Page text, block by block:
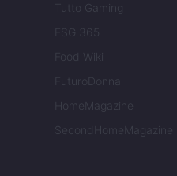
Tutto Gaming
ESG 365
Food Wiki
FuturoDonna
HomeMagazine
SecondHomeMagazine